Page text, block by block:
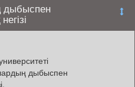
дыбыспен
дыбыспен